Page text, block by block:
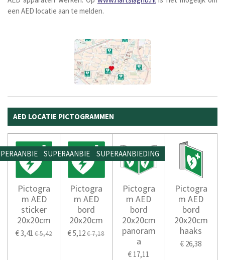
een AED locatie aan te melden.
AED LOCATIE PICTOGRAMMEN
Pictogra
m AED
sticker
20x20cm
€ 3,41 € 5,42
SUPERAANBIEDING
Pictogra
m AED
bord
20x20cm
€ 5,12€ 7,18
SUPERAANBIEDING
Pictogra
m AED
bord
20x20cm
panoram
a
€ 17,11
Pictogra
m AED
bord
20x20cm
haaks
€ 26,38